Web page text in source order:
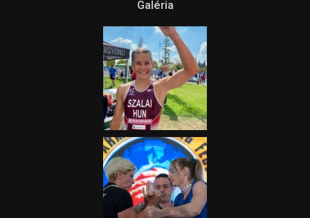
Galéria